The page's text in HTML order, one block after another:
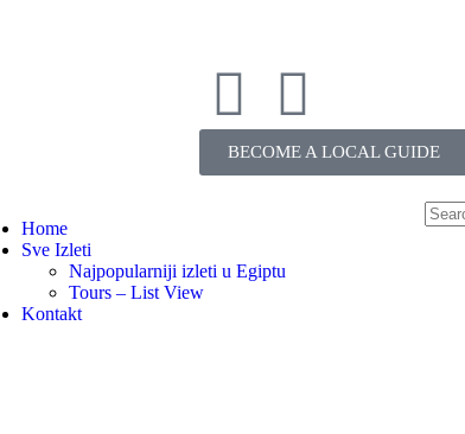
BECOME A LOCAL GUIDE
Home
Sve Izleti
Najpopularniji izleti u Egiptu
Tours – List View
Kontakt